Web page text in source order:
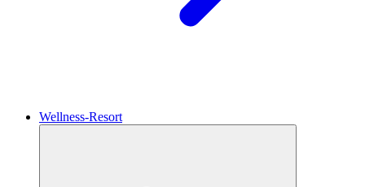
Wellness-Resort